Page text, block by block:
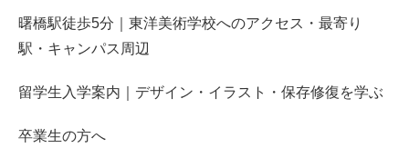
曙橋駅徒歩5分｜東洋美術学校へのアクセス・最寄り
駅・キャンパス周辺
留学生入学案内｜デザイン・イラスト・保存修復を学ぶ
卒業生の方へ